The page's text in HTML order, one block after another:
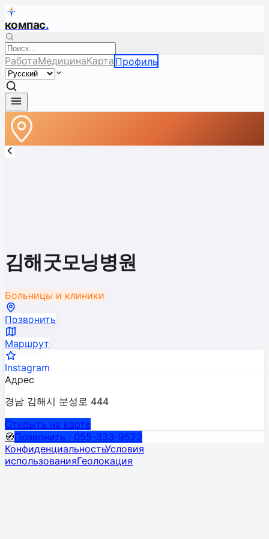
компас.
РаботаМедицинаКарта Профиль
김해굿모닝병원
Больницы и клиники
Позвонить
Маршрут
Instagram
Адрес
경남 김해시 분성로 444
Открыть на карте
🧭Позвонить · 055-333-9522
КонфиденциальностьУсловия
использованияГеолокация